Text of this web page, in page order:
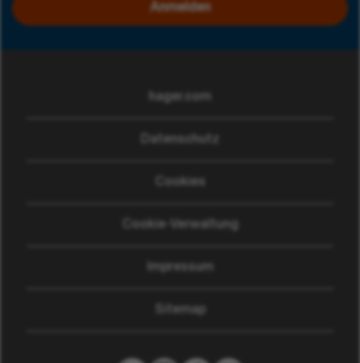
Anmelden
hager.com
Datenschutz
Cookies
Cookie-Verwaltung
Impressum
Sitemap